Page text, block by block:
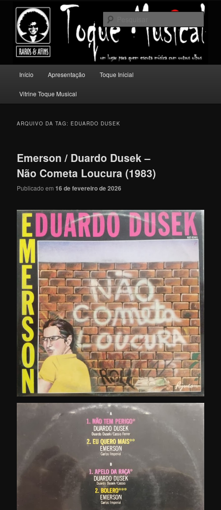
conteúdo
principal
conteúdo
secundário
Toque Musical
Um lugar para quem escuta música com outros olhos.
principal
Início Apresentação Toque Inicial
Vitrine Toque Musical
ARQUIVO DA TAG: EDUARDO DUSEK
Emerson / Duardo Dusek –
Não Cometa Loucura (1983)
Publicado em16 de fevereiro de 2026